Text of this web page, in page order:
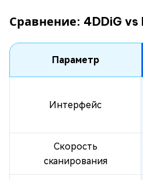
Сравнение: 4DDiG vs
Параметр
Интерфейс
Скорость
сканирования